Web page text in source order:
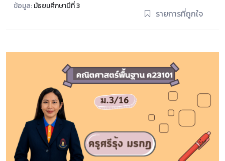
ข้อมูล:มัธยมศึกษาปีที่ 3
รายการที่ถูกใจ